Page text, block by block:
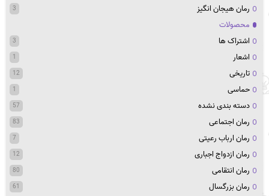
رمان هیجان انگیز 3
محصولات
اشتراک ها
3
اشعار 1
تاریخی 12
حماسی 1
دسته بندی نشده 57
رمان اجتماعی 83
رمان ارباب رعیتی 7
رمان ازدواج اجباری 12
رمان انتقامی 80
رمان بزرگسال 61